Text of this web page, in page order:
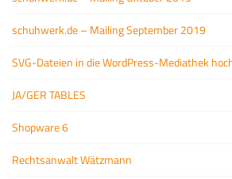
schuhwerk.de – Mailing September 2019
SVG-Dateien in die WordPress-Mediathek
JA/GER TABLES
Shopware 6
Rechtsanwalt Wätzmann